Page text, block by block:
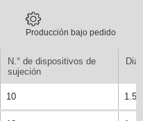
Producción bajo pedido
N.° de dispositivos de
sujeción
10